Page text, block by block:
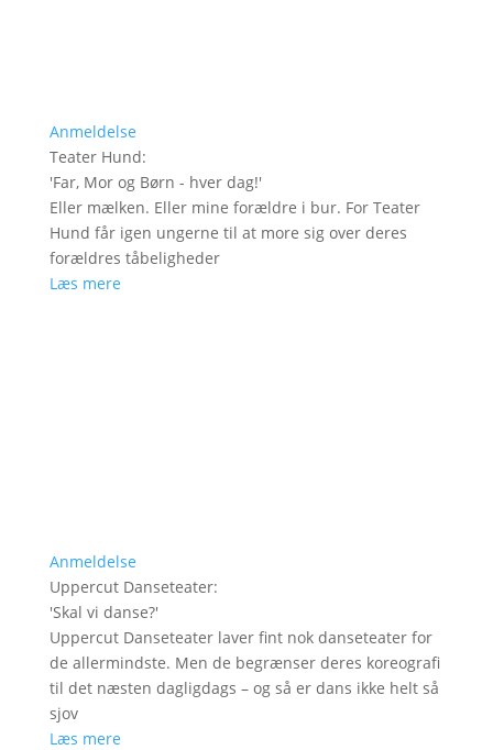
Anmeldelse
Teater Hund:
'Far, Mor og Børn - hver dag!'
Eller mælken. Eller mine forældre i bur. For Teater
Hund får igen ungerne til at more sig over deres
forældres tåbeligheder
Læs mere
Anmeldelse
Uppercut Danseteater:
'Skal vi danse?'
Uppercut Danseteater laver fint nok danseteater for
de allermindste. Men de begrænser deres koreografi
til det næsten dagligdags – og så er dans ikke helt så
sjov
Læs mere